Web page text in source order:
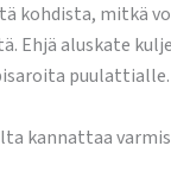
kohdista, mitkä
Ehjä aluskate
puulattialle.
kannattaa